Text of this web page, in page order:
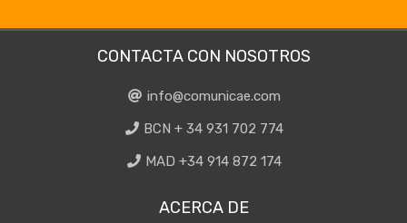
CONTACTA CON NOSOTROS
info@comunicae.com
BCN + 34 931 702 774
MAD +34 914 872 174
ACERCA DE